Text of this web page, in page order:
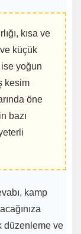
kısa ve
küçük
ise yoğun
kesim
öne
bazı
kamp
düzenleme ve